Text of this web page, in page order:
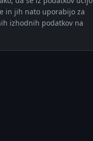
in jih nato uporabijo za
izhodnih podatkov na